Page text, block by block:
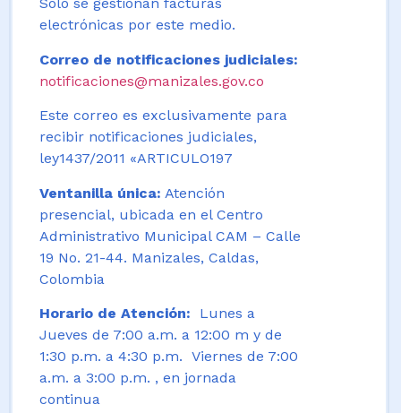
Solo se gestionan facturas
electrónicas por este medio.
Correo de notificaciones judiciales:
notificaciones@manizales.gov.co
Este correo es exclusivamente para
recibir notificaciones judiciales,
ley1437/2011 «ARTICULO197
Ventanilla única: Atención
presencial, ubicada en el Centro
Administrativo Municipal CAM – Calle
19 No. 21-44. Manizales, Caldas,
Colombia
Horario de Atención:
Lunes a
Jueves de 7:00 a.m. a 12:00 m y de
1:30 p.m. a 4:30 p.m. Viernes de 7:00
a.m. a 3:00 p.m. , en jornada
continua